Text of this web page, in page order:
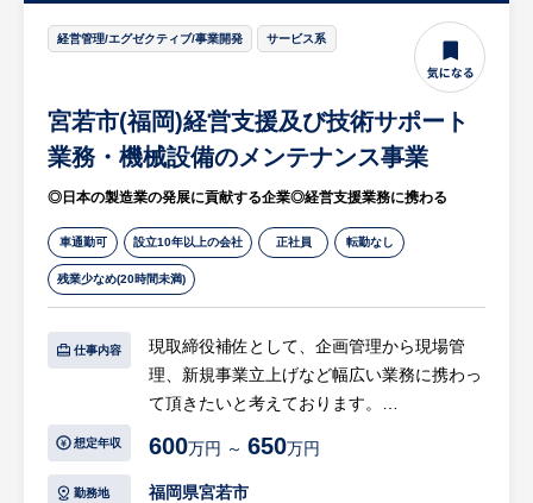
・進捗管理（生産計画に基づき確認を行う）
※入社後はスキルに合わせプロジェクトマネ
ージャーもしくはアシスタントからスタート
します。
※案件は1年～1年半スパンで進行していく
ることができます。
※将来、国内のみならずワールドワイドに活
躍できるエンジニアとなってもらいたい。
経営管理/エグゼクティブ/事業開発 サービス系
宮若市(福岡)経営支援及び技術サポート
業務・機械設備のメンテナンス事業
◎日本の製造業の発展に貢献する企業◎経営支援業務に携わる
車通勤可 設立10年以上の会社 正社員 転勤なし
残業少なめ(20時間未満)
仕事内容
現取締役補佐として、企画管理から現場管
理、新規事業立上げなど幅広い業務に携わっ
て頂きたいと考えております。
【具体的には…】
・財務経理含む経営改善や経営企画など経営
想定年収 600万円 ～ 650万円
勤務地 福岡県宮若市